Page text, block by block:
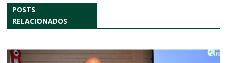
POSTS
RELACIONADOS